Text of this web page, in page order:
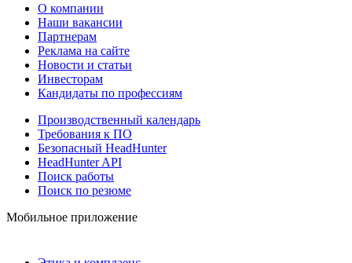
О компании
Наши вакансии
Партнерам
Реклама на сайте
Новости и статьи
Инвесторам
Кандидаты по профессиям
Производственный календарь
Требования к ПО
Безопасный HeadHunter
HeadHunter API
Поиск работы
Поиск по резюме
Мобильное приложение